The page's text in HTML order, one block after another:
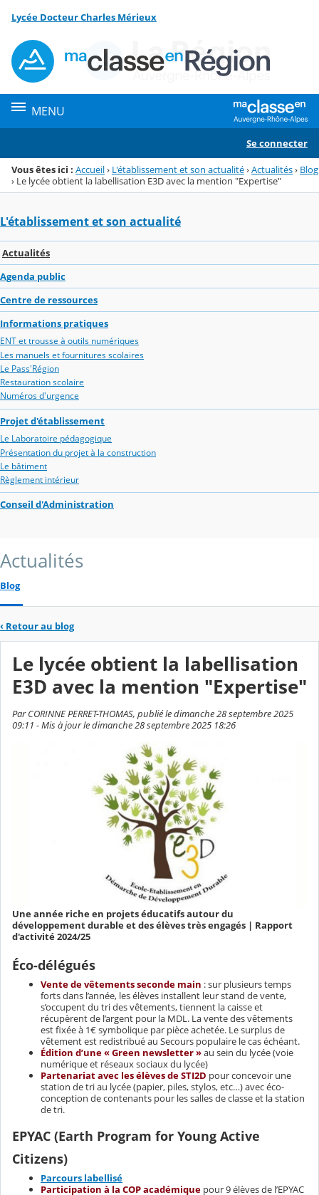
Menu de la rubrique
Contenu
Lycée Docteur Charles Mérieux
MENU
Se connecter
Vous êtes ici : Accueil› L'établissement et son actualité›Actualités› Blog
› Le lycée obtient la labellisation E3D avec la mention "Expertise"
L'établissement et son actualité
Actualités
Agenda public
Centre de ressources
Informations pratiques
ENT et trousse à outils numériques
Les manuels et fournitures scolaires
Le Pass'Région
Restauration scolaire
Numéros d'urgence
Projet d'établissement
Le Laboratoire pédagogique
Présentation du projet à la construction
Le bâtiment
Règlement intérieur
Conseil d'Administration
Actualités
Blog
‹ Retour au blog
Le lycée obtient la labellisation
E3D avec la mention "Expertise"
Par CORINNE PERRET-THOMAS, publié le dimanche 28 septembre 2025
09:11 - Mis à jour le dimanche 28 septembre 2025 18:26
Une année riche en projets éducatifs autour du
développement durable et des élèves très engagés | Rapport
d'activité 2024/25
Éco-délégués
Vente de vêtements seconde main : sur plusieurs temps
forts dans l’année, les élèves installent leur stand de vente,
s’occupent du tri des vêtements, tiennent la caisse et
récupèrent de l’argent pour la MDL. La vente des vêtements
est fixée à 1€ symbolique par pièce achetée. Le surplus de
vêtement est redistribué au Secours populaire le cas échéant.
Édition d’une « Green newsletter »au sein du lycée (voie
numérique et réseaux sociaux du lycée)
Partenariat avec les élèves de STI2D pour concevoir une
station de tri au lycée (papier, piles, stylos, etc…) avec éco-
conception de contenants pour les salles de classe et la station
de tri.
EPYAC (Earth Program for Young Active
Citizens)
Parcours labellisé
Participation à la COP académique pour 9 élèves de l’EPYAC